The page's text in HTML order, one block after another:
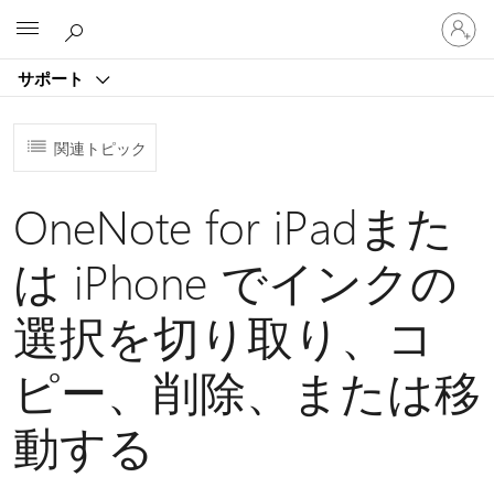
サポート
ア
カ
ウ
イ
ン
す
る
関連トピック
OneNote for iPadまた
は iPhone でインクの
選択を切り取り、コ
ピー、削除、または移
動する